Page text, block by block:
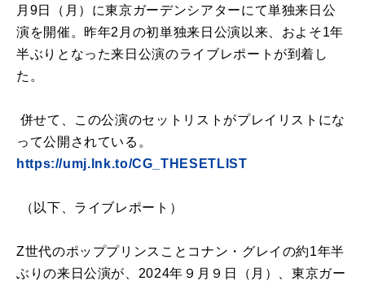
月9日（月）に東京ガーデンシアターにて単独来日公
演を開催。昨年2月の初単独来日公演以来、およそ1年
半ぶりとなった来日公演のライブレポートが到着し
た。
併せて、この公演のセットリストがプレイリストにな
って公開されている。
https://umj.lnk.to/CG_THESETLIST
（以下、ライブレポート）
Z世代のポッププリンスことコナン・グレイの約1年半
ぶりの来日公演が、2024年９月９日（月）、東京ガー